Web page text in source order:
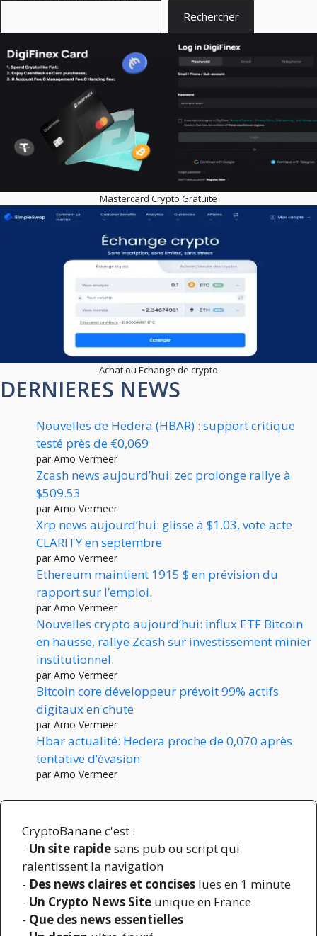
Rechercher
Mastercard Crypto Gratuite
Achat ou Echange de crypto
DERNIERES NEWS
Nouvelles de Hedera (HBAR) : support critique
testé près de €0,069
par Arno Vermeer
Zcash news aujourd’hui: zec prolonge rallye à
$509.53
par Arno Vermeer
Xrp news aujourd’hui: glisse à $1.03, vote acte
CLARITY en septembre
par Arno Vermeer
Ethereum maintient 1915 $ en prévision du
rapport sur l’emploi.
par Arno Vermeer
Nouvelles crypto aujourd’hui: influx ETF Bitcoin
en hausse, rallye Zcash sur investissement minier
institutionnel.
par Arno Vermeer
Bitcoin core développeur prévoit 99% actifs
digitaux en chute
par Arno Vermeer
Hbar actualité: Hedera proche de 0,070 après
tentative d’évasion
par Arno Vermeer
CryptoBanane c'est :
- Un site rapidesans pub ou script qui
ralentissent la navigation
- Des news claires et concises lues en 1 minute
- Un Crypto News Site unique en France
- Que des news essentielles